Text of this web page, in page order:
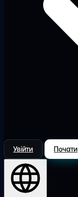
Увійти Почати